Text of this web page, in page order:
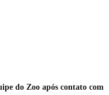
do Zoo após contato com